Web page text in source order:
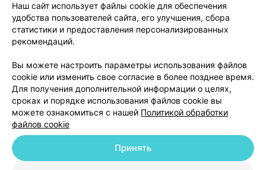
Вакансии
Партнеры
Написать руководителю 103.by
Обработка персональных данных
© 2026 ООО «Артокс Лаб», УНП 191700409
| 220012, Республика Беларусь,
Наш сайт использует файлы cookie для обеспечения
удобства пользователей сайта, его улучшения, сбора
статистики и предоставления персонализированных
рекомендаций.
Вы можете настроить параметры использования файлов
cookie или изменить свое согласие в более позднее время.
Для получения дополнительной информации о целях,
сроках и порядке использования файлов cookie вы
можете ознакомиться с нашей Политикой обработки
файлов cookie
Принять